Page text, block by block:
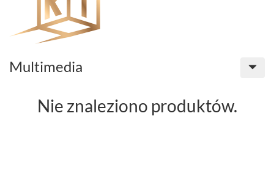
Multimedia
Nie znaleziono produktów.